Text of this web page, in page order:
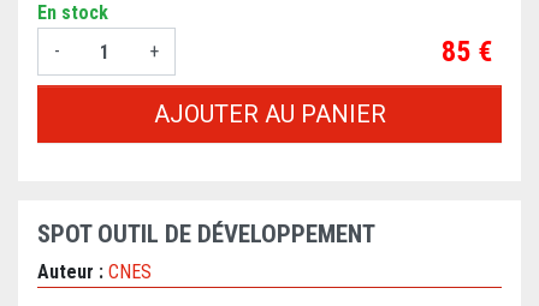
En stock
-
+ Prix
85 €
AJOUTER AU PANIER
SPOT OUTIL DE DÉVELOPPEMENT
Auteur : CNES